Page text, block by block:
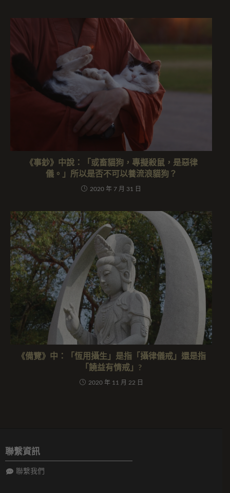
《事鈔》中說：「或畜貓狗，專擬殺鼠，是惡律
儀。」所以是否不可以養流浪貓狗？
2020 年 7 月 31 日
《備覽》中：「恆用攝生」是指「攝律儀戒」還是指
「饒益有情戒」?
2020 年 11 月 22 日
聯繫資訊
聯繫我們